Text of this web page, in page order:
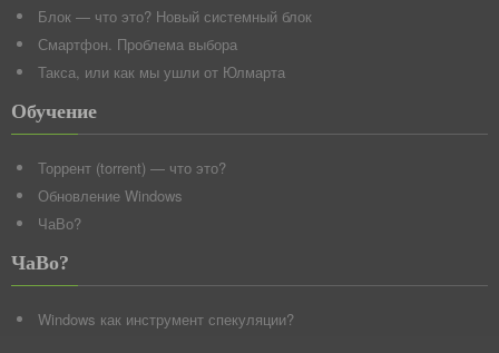
Блок — что это? Новый системный блок
Смартфон. Проблема выбора
Такса, или как мы ушли от Юлмарта
Обучение
Торрент (torrent) — что это?
Обновление Windows
ЧаВо?
ЧаВо?
Windows как инструмент спекуляции?